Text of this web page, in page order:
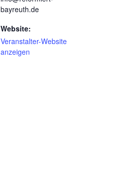
bayreuth.de
Website:
Veranstalter-Website
anzeigen